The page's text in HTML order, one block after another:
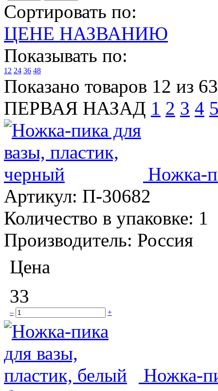
Сортировать по:
ЦЕНЕ НАЗВАНИЮ
Показывать по:
12 24 36 48
Показано товаров 12 из 63
ПЕРВАЯ НАЗАД 1 2 3 4
Ножка-
Артикул: П-30682
Количество в упаковке: 1
Производитель: Россия
Цена
33
– +
Ножка-